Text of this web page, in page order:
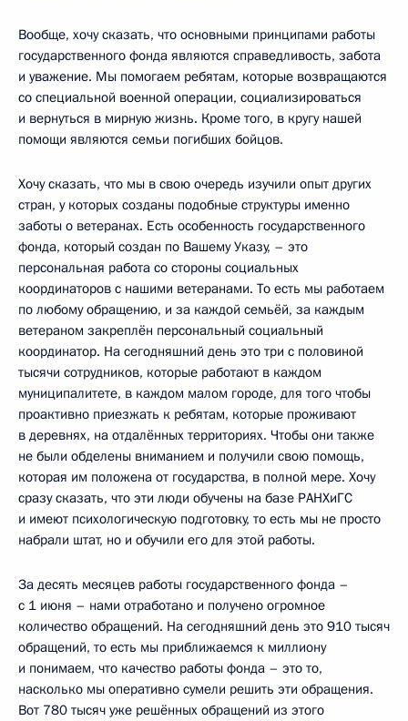
Вообще, хочу сказать, что основными принципами работы
государственного фонда являются справедливость, забота
и уважение. Мы помогаем ребятам, которые возвращаются
со специальной военной операции, социализироваться
и вернуться в мирную жизнь. Кроме того, в кругу нашей
помощи являются семьи погибших бойцов.
Хочу сказать, что мы в свою очередь изучили опыт других
стран, у которых созданы подобные структуры именно
заботы о ветеранах. Есть особенность государственного
фонда, который создан по Вашему Указу, – это
персональная работа со стороны социальных
координаторов с нашими ветеранами. То есть мы работаем
по любому обращению, и за каждой семьёй, за каждым
ветераном закреплён персональный социальный
координатор. На сегодняшний день это три с половиной
тысячи сотрудников, которые работают в каждом
муниципалитете, в каждом малом городе, для того чтобы
проактивно приезжать к ребятам, которые проживают
в деревнях, на отдалённых территориях. Чтобы они также
не были обделены вниманием и получили свою помощь,
которая им положена от государства, в полной мере. Хочу
сразу сказать, что эти люди обучены на базе РАНХиГС
и имеют психологическую подготовку, то есть мы не просто
набрали штат, но и обучили его для этой работы.
За десять месяцев работы государственного фонда –
с 1 июня – нами отработано и получено огромное
количество обращений. На сегодняшний день это 910 тысяч
обращений, то есть мы приближаемся к миллиону
и понимаем, что качество работы фонда – это то,
насколько мы оперативно сумели решить эти обращения.
Вот 780 тысяч уже решённых обращений из этого